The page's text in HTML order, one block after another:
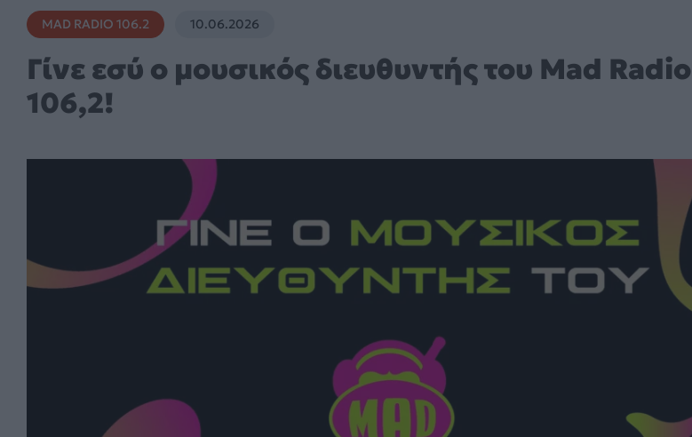
MAD RADIO 106.2 10.06.2026
Γίνε εσύ ο μουσικός διευθυντής του Mad Radio
106,2!